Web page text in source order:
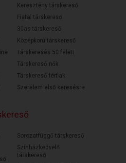
Keresztény társkereső
Fiatal társkereső
30as társkereső
Középkorú társkereső
Társkeresés 50 felett
Társkereső nők
Társkereső férfiak
Szerelem első keresésre
Sorozatfüggő társkereső
Színházkedvelő
társkereső